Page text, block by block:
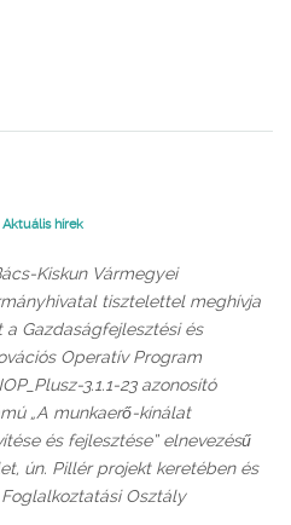
Aktuális hírek
Kiskun Vármegyei
tisztelettel meghívja
a Gazdaságfejlesztési és
Operatív Program
3.1.1-23 azonosító
„A munkaerő-kínálat
és fejlesztése” elnevezésű
ún. Pillér projekt keretében és
Osztály